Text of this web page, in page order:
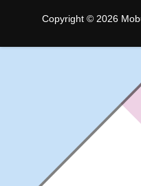
Copyright © 2026